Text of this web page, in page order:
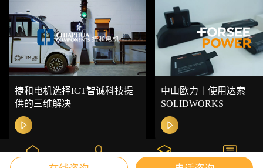
捷和电机选择ICT智诚科技提
供的三维解决
中山欧力︱使用达索
SOLIDWORKS